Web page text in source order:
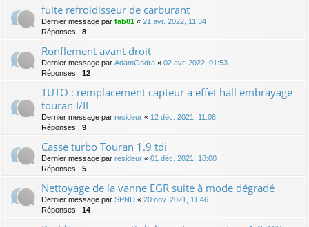
fuite refroidisseur de carburant
Dernier message par fab01 « 21 avr. 2022, 11:34
Réponses : 8
Ronflement avant droit
Dernier message par AdamOndra « 02 avr. 2022, 01:53
Réponses : 12
TUTO : remplacement capteur a effet hall embrayage
touran I/II
Dernier message par resideur « 12 déc. 2021, 11:08
Réponses : 9
Casse turbo Touran 1.9 tdi
Dernier message par resideur « 01 déc. 2021, 18:00
Réponses : 5
Nettoyage de la vanne EGR suite à mode dégradé
Dernier message par SPND « 20 nov. 2021, 11:46
Réponses : 14